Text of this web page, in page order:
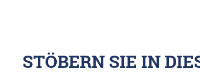
STÖBERN SIE IN